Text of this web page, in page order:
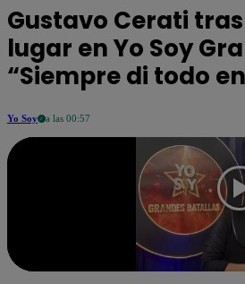
Gustavo Cerati
lugar en Yo Soy
“Siempre di todo
Yo Soy a las 00:57